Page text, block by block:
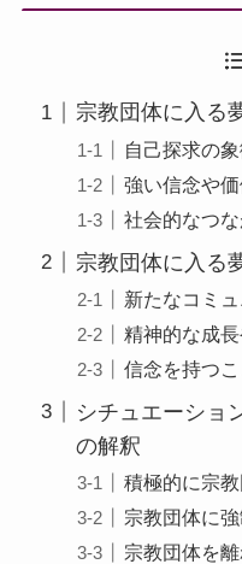
宗教団体に入る
自己探求の
強い信念や
社会的なつ
宗教団体に入る
新たなコミ
精神的な成
信念を持つ
シチュエーショ
の解釈
積極的に宗
宗教団体に
宗教団体を